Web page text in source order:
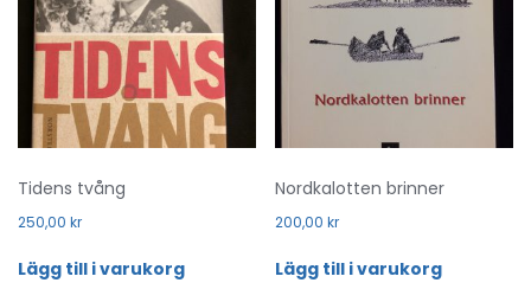
Tidens tvång
250,00 kr
Lägg till i varukorg
Nordkalotten brinner
200,00kr
Lägg till i varukorg